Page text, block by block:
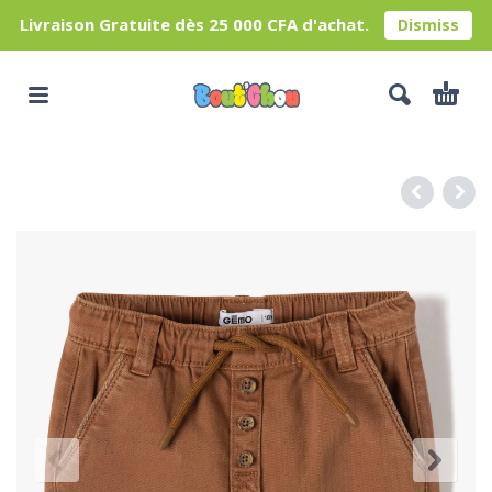
Livraison Gratuite dès 25 000 CFA d'achat. Dismiss